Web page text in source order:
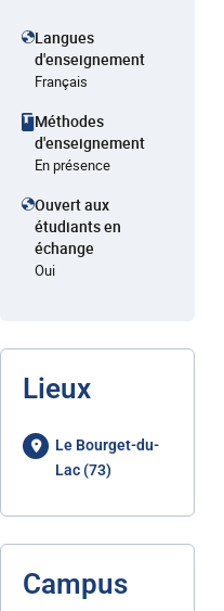
Langues
d'enseignement
Français
Méthodes
d'enseignement
En présence
Ouvert aux
étudiants en
échange
Oui
Lieux
Le Bourget-du-
Lac (73)
Campus